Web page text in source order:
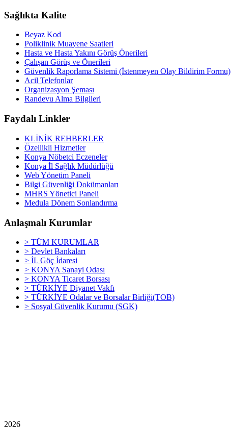
Sağlıkta Kalite
Beyaz Kod
Poliklinik Muayene Saatleri
Hasta ve Hasta Yakını Görüş Önerileri
Çalışan Görüş ve Önerileri
Güvenlik Raporlama Sistemi (İstenmeyen Olay Bildirim Formu)
Acil Telefonlar
Organizasyon Şeması
Randevu Alma Bilgileri
Faydalı Linkler
KLİNİK REHBERLER
Özellikli Hizmetler
Konya Nöbetci Eczeneler
Konya İl Sağlık Müdürlüğü
Web Yönetim Paneli
Bilgi Güvenliği Dokümanları
MHRS Yönetici Paneli
Medula Dönem Sonlandırma
Anlaşmalı Kurumlar
> TÜM KURUMLAR
> Devlet Bankaları
> İL Göç İdaresi
> KONYA Sanayi Odası
> KONYA Ticaret Borsası
> TÜRKİYE Diyanet Vakfı
> TÜRKİYE Odalar ve Borsalar Birliği(TOB)
> Sosyal Güvenlik Kurumu (SGK)
2026